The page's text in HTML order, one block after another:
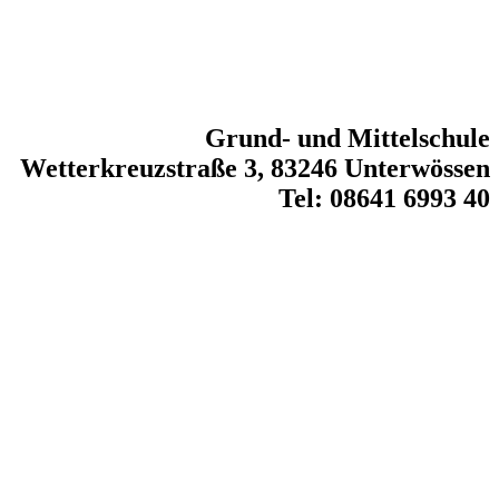
Grund- und Mittelschule
Wetterkreuzstraße 3, 83246 Unterwössen
Tel: 08641 6993 40